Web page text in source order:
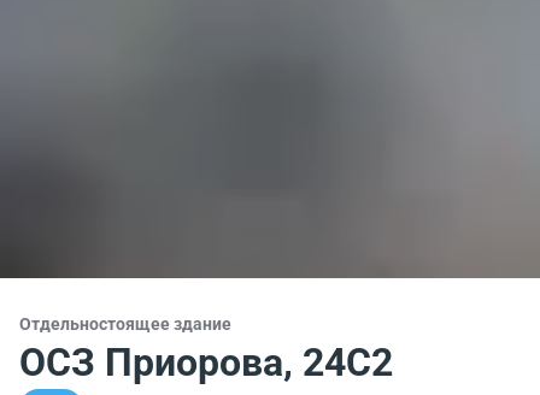
Отдельностоящее здание
ОСЗ Приорова, 24С2